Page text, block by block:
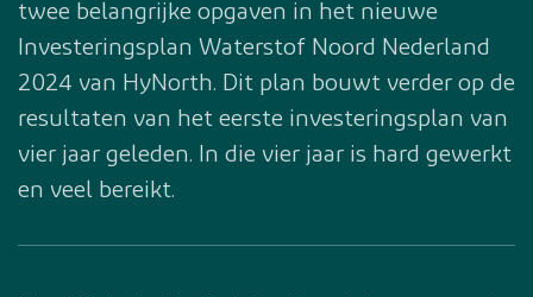
twee belangrijke opgaven in het nieuwe
Investeringsplan Waterstof Noord Nederland
2024 van HyNorth. Dit plan bouwt verder op de
resultaten van het eerste investeringsplan van
vier jaar geleden. In die vier jaar is hard gewerkt
en veel bereikt.